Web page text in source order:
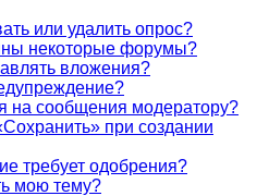
или удалить опрос?
некоторые форумы?
вложения?
на сообщения модератору?
при создании
требует одобрения?
мою тему?